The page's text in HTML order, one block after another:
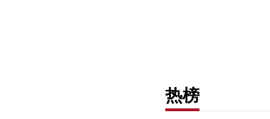
热榜